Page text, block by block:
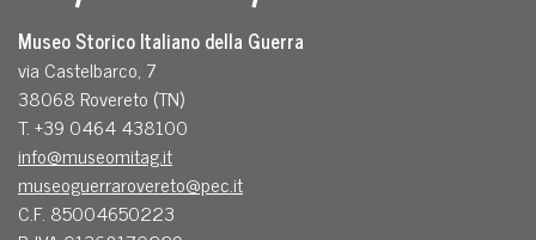
Museo Storico Italiano della Guerra
via Castelbarco, 7
38068 Rovereto (TN)
T. +39 0464 438100
info@museomitag.it
museoguerrarovereto@pec.it
C.F. 85004650223